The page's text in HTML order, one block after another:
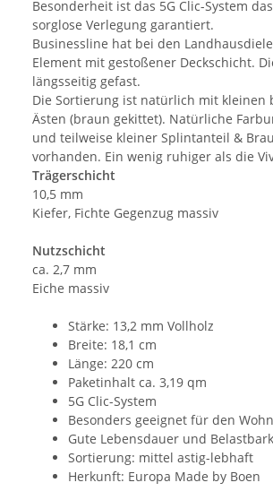
Besonderheit ist das 5G Clic-System
sorglose Verlegung garantiert.
Businessline hat bei den
Element mit gestoßener Deckschicht.
längsseitig gefast.
Die Sortierung ist natürlich mit kleinen
Ästen (braun gekittet). Natürliche
und teilweise kleiner Splintanteil &
vorhanden. Ein wenig ruhiger als die
Trägerschicht
10,5 mm
Kiefer, Fichte Gegenzug massiv
Nutzschicht
ca. 2,7 mm
Eiche massiv
Stärke: 13,2 mm Vollholz
Breite: 18,1 cm
Länge: 220 cm
Paketinhalt ca. 3,19 qm
5G Clic-System
Besonders geeignet für den
Gute Lebensdauer und
Sortierung: mittel astig-lebhaft
Herkunft: Europa Made by Boen